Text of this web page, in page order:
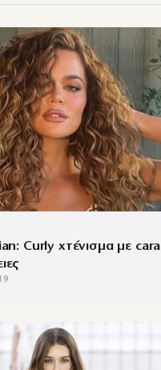
Curly χτένισμα με